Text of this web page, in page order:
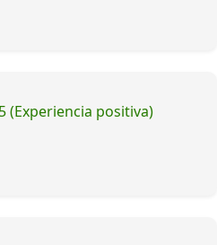
5 (Experiencia positiva)